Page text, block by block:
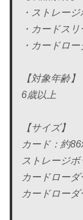
・ストレー
・カードス
・カードロ
【対象年齢】
6歳以上
【サイズ】
カード：約
ストレージ
カードロー
カードロー